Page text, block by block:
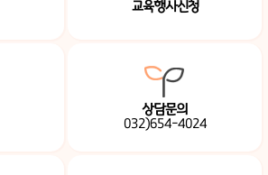
교육행사신청
상담문의
032)654-4024